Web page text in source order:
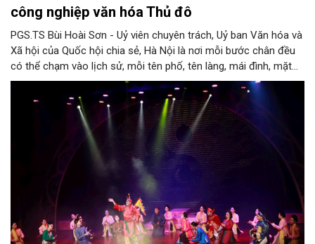
công nghiệp văn hóa Thủ đô
PGS.TS Bùi Hoài Sơn - Uỷ viên chuyên trách, Uỷ ban Văn hóa và
Xã hội của Quốc hội chia sẻ, Hà Nội là nơi mỗi bước chân đều
có thể chạm vào lịch sử, mỗi tên phố, tên làng, mái đình, mặt
hồ, nếp nhà, câu hát, món ăn, làn điệu, nghề thủ công đều có
thể kể một câu chuyện về chiều sâu văn hiến của dân tộc.
Nhưng trong kỷ nguyên mới, câu hỏi đặt ra không chỉ Hà Nội có
bao nhiêu di sản, bao nhiêu văn nghệ sĩ, trí thức, không gian ký
ức, mà là làm thế nào để những giá trị ấy trở thành nguồn lực
phát triển, thành sức mạnh mềm, thành động lực sáng tạo,
thành năng lực cạnh tranh của Thủ đô.